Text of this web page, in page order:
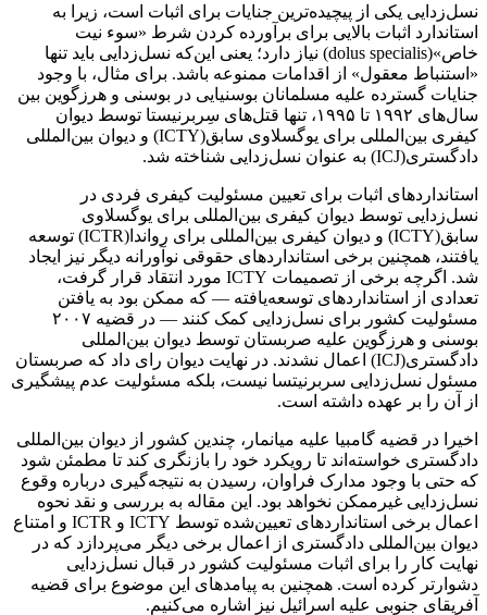
نسل‌زدایی یکی از پیچیده‌ترین جنایات برای اثبات است، زیرا به
استاندارد اثبات بالایی برای برآورده کردن شرط «سوء‌ نیت
خاص»(dolus specialis) نیاز دارد؛ یعنی این‌که نسل‌زدایی باید تنها
«استنباط معقول» از اقدامات ممنوعه باشد. برای مثال، با وجود
جنایات گسترده علیه مسلمانان بوسنیایی در بوسنی و هرزگوین بین
سال‌های ۱۹۹۲ تا ۱۹۹۵، تنها قتل‌های سِربرنیستا توسط دیوان
کیفری بین‌المللی برای یوگسلاوی سابق(ICTY) و دیوان بین‌المللی
دادگستری(ICJ) به عنوان نسل‌زدایی شناخته شد.
استانداردهای اثبات برای تعیین مسئولیت کیفری فردی در
نسل‌زدایی توسط دیوان کیفری بین‌المللی برای یوگسلاوی
سابق(ICTY) و دیوان کیفری بین‌المللی برای رواندا(ICTR) توسعه
یافتند، همچنین برخی استانداردهای حقوقی نوآورانه دیگر نیز ایجاد
شد. اگرچه برخی از تصمیمات ICTY مورد انتقاد قرار گرفت،
تعدادی از استانداردهای توسعه‌یافته — که ممکن بود به یافتن
مسئولیت کشور برای نسل‌زدایی کمک کنند — در قضیه ۲۰۰۷
بوسنی و هرزگوین علیه صربستان توسط دیوان بین‌المللی
دادگستری(ICJ) اعمال نشدند. در نهایت دیوان رای داد که صربستان
مسئول نسل‌زدایی سربرنیتسا نیست، بلکه مسئولیت عدم پیشگیری
از آن را بر عهده داشته است.
اخیرا در قضیه گامبیا علیه میانمار، چندین کشور از دیوان بین‌المللی
دادگستری خواسته‌اند تا رویکرد خود را بازنگری کند تا مطمئن شود
که حتی با وجود مدارک فراوان، رسیدن به نتیجه‌گیری درباره وقوع
نسل‌زدایی غیرممکن نخواهد بود. این مقاله به بررسی و نقد نحوه
اعمال برخی استانداردهای تعیین‌شده توسط ICTY و ICTR و امتناع
دیوان بین‌المللی دادگستری از اعمال برخی دیگر می‌پردازد که در
نهایت کار را برای اثبات مسئولیت کشور در قبال نسل‌زدایی
دشوارتر کرده است. همچنین به پیامدهای این موضوع برای قضیه
آفریقای جنوبی علیه اسرائیل نیز اشاره می‌کنیم.